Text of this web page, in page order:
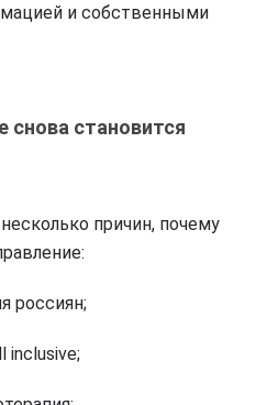
и собственными
снова становится
причин, почему
россиян;
inclusive;